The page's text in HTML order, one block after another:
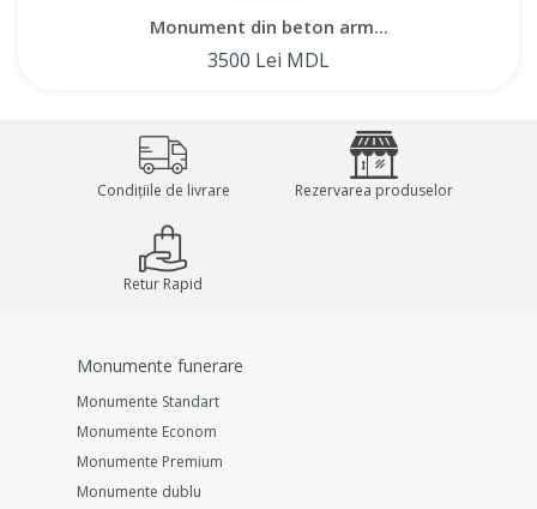
Monument din beton arm...
3500 Lei MDL
Condițiile de livrare Rezervarea produselor
Retur Rapid
Monumente funerare
Monumente Standart
Monumente Econom
Monumente Premium
Monumente dublu